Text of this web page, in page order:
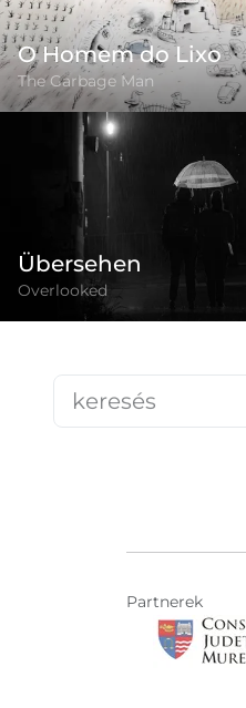
O Homem do Lixo
The Garbage Man
Übersehen
Overlooked
Partnerek